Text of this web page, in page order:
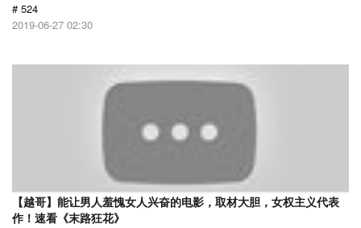
# 524
2019-06-27 02:30
【越哥】能让男人羞愧女人兴奋的电影，取材大胆，女权主义代表
作！速看《末路狂花》